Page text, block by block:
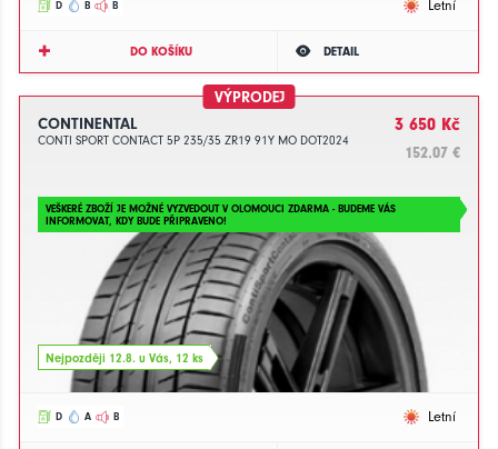
D B B Letní
DO KOŠÍKU DETAIL
VÝPRODEJ
CONTINENTAL
CONTI SPORT CONTACT 5P 235/35 ZR19 91Y MO DOT2024
3 650 Kč
152.07 €
VEŠKERÉ ZBOŽÍ JE MOŽNÉ VYZVEDOUT V OLOMOUCI ZDARMA - BUDEME VÁS
INFORMOVAT, KDY BUDE PŘIPRAVENO!
Nejpozději 12.8. u Vás, 12 ks
D A B Letní